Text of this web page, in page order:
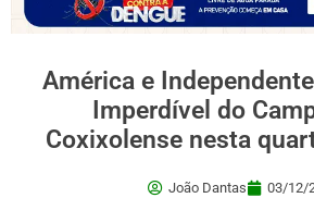
América e
Imperdível do
Coxixolense nesta
João Dantas 03/12/